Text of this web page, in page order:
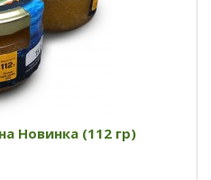
Новинка (112 гр)